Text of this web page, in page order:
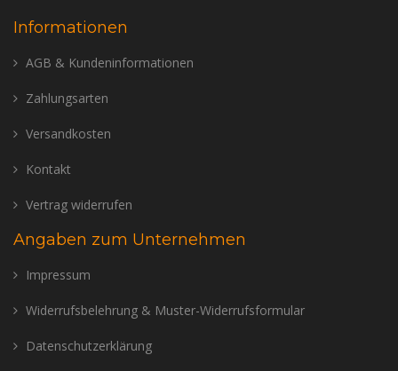
Informationen
AGB & Kundeninformationen
Zahlungsarten
Versandkosten
Kontakt
Vertrag widerrufen
Angaben zum Unternehmen
Impressum
Widerrufsbelehrung & Muster-Widerrufsformular
Datenschutzerklärung